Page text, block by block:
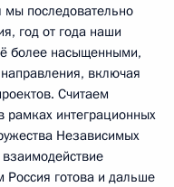
последовательно
год от года наши
более насыщенными,
включая
Считаем
рамках интеграционных
Независимых
готова и дальше